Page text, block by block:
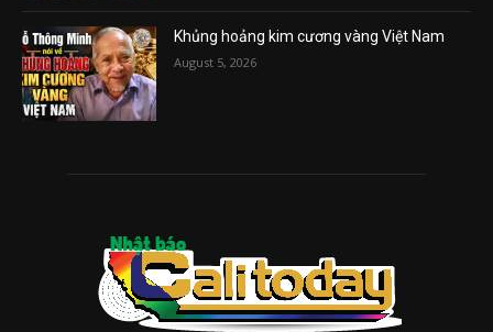
Khủng hoảng kim cương vàng Việt Nam
August 5, 2026